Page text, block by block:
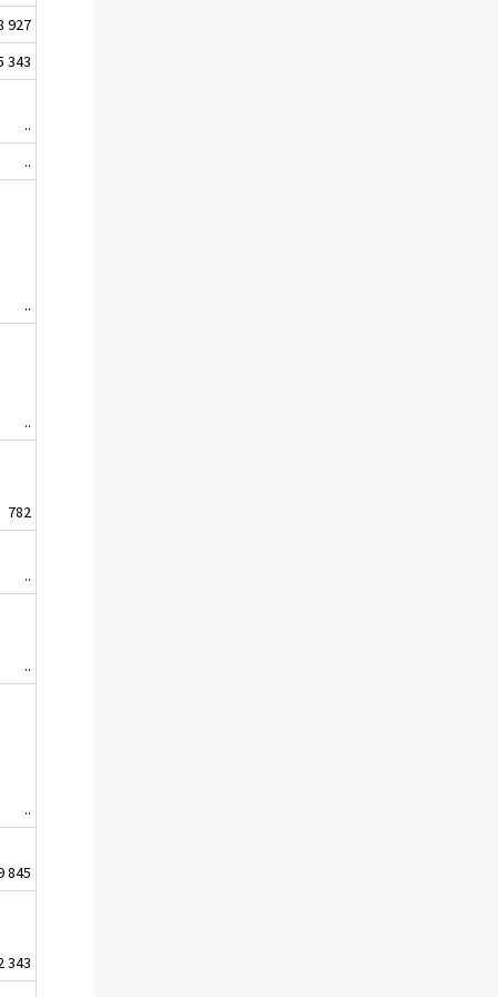
927
343
..
..
..
..
782
..
..
..
845
343